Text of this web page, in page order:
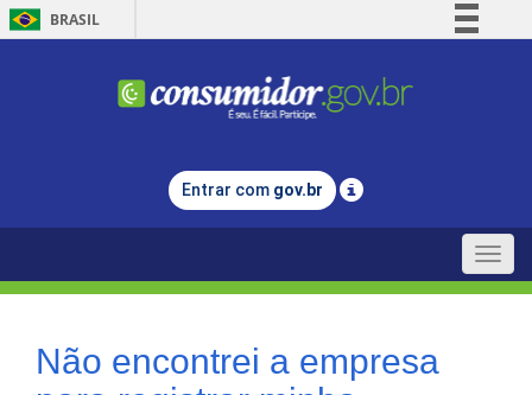
BRASIL
Comunica BR
Legislação
Entrar com gov.br
Toggle
Não encontrei a empresa